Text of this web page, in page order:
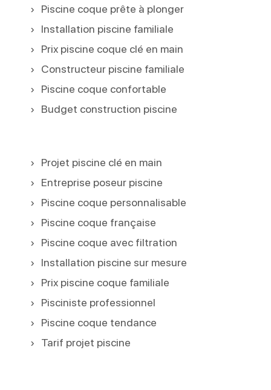
Piscine coque prête à plonger
Installation piscine familiale
Prix piscine coque clé en main
Constructeur piscine familiale
Piscine coque confortable
Budget construction piscine
Projet piscine clé en main
Entreprise poseur piscine
Piscine coque personnalisable
Piscine coque française
Piscine coque avec filtration
Installation piscine sur mesure
Prix piscine coque familiale
Pisciniste professionnel
Piscine coque tendance
Tarif projet piscine